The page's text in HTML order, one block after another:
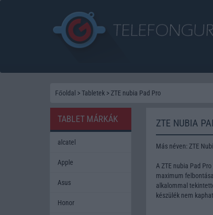
Főoldal >Tabletek > ZTE nubia Pad Pro
ZTE NUBIA
Más néven: ZTE
A ZTE nubia Pad
maximum
alkalommal
készülék nem
TABLET MÁRKÁK
alcatel
Apple
Asus
Honor